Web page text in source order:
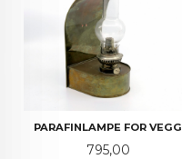
PARAFINLAMPE FOR VEGG
Pris
795,00